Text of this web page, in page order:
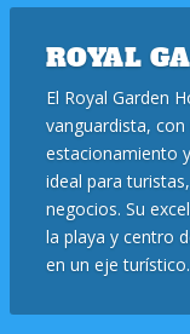
ROYAL
El Royal Garden
vanguardista,
estacionamiento
ideal para
negocios. Su
la playa y centro
en un eje turístico.